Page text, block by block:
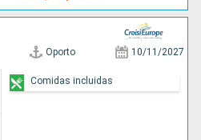
Oporto 10/11/2027
Comidas incluidas